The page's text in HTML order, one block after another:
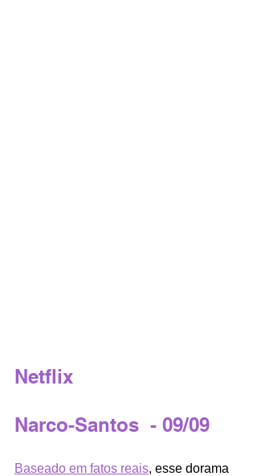
Netflix
Narco-Santos  - 09/09
Baseado em fatos reais, esse dorama